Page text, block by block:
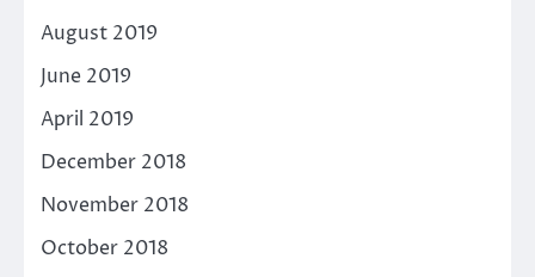
August 2019
June 2019
April 2019
December 2018
November 2018
October 2018